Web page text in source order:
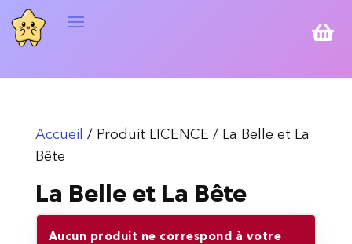

Accueil
/ Produit LICENCE / La Belle et La
Bête
La Belle et La Bête
Aucun produit ne correspond à votre